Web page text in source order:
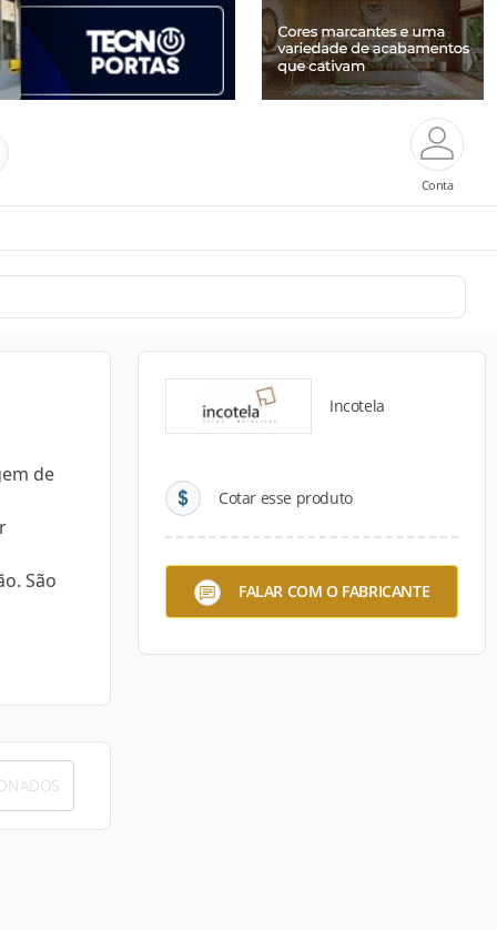
Conta
de
São
Incotela
Cotar esse produto
FALAR COM O FABRICANTE